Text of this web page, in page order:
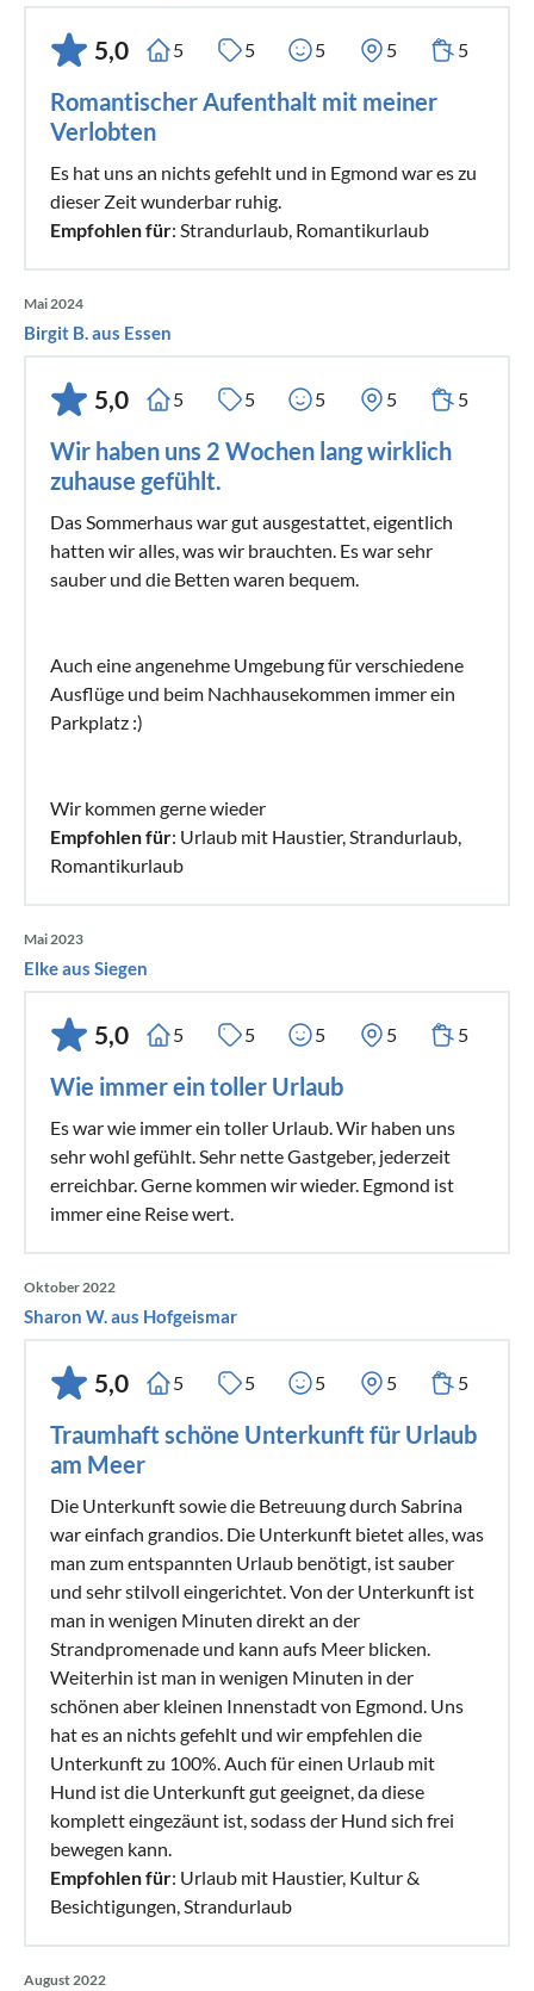
5,0 5 5 5 5 5
Romantischer Aufenthalt mit meiner
Verlobten
Es hat uns an nichts gefehlt und in Egmond war es zu
dieser Zeit wunderbar ruhig.
Empfohlen für: Strandurlaub, Romantikurlaub
Mai 2024
Birgit B. aus Essen
5,0 5 5 5 5 5
Wir haben uns 2 Wochen lang wirklich
zuhause gefühlt.
Das Sommerhaus war gut ausgestattet, eigentlich
hatten wir alles, was wir brauchten. Es war sehr
sauber und die Betten waren bequem.
Auch eine angenehme Umgebung für verschiedene
Ausflüge und beim Nachhausekommen immer ein
Parkplatz :)
Wir kommen gerne wieder
Empfohlen für: Urlaub mit Haustier, Strandurlaub,
Romantikurlaub
Mai 2023
Elke aus Siegen
5,0 5 5 5 5 5
Wie immer ein toller Urlaub
Es war wie immer ein toller Urlaub. Wir haben uns
sehr wohl gefühlt. Sehr nette Gastgeber, jederzeit
erreichbar. Gerne kommen wir wieder. Egmond ist
immer eine Reise wert.
Oktober 2022
Sharon W. aus Hofgeismar
5,0 5 5 5 5 5
Traumhaft schöne Unterkunft für Urlaub
am Meer
Die Unterkunft sowie die Betreuung durch Sabrina
war einfach grandios. Die Unterkunft bietet alles, was
man zum entspannten Urlaub benötigt, ist sauber
und sehr stilvoll eingerichtet. Von der Unterkunft ist
man in wenigen Minuten direkt an der
Strandpromenade und kann aufs Meer blicken.
Weiterhin ist man in wenigen Minuten in der
schönen aber kleinen Innenstadt von Egmond. Uns
hat es an nichts gefehlt und wir empfehlen die
Unterkunft zu 100%. Auch für einen Urlaub mit
Hund ist die Unterkunft gut geeignet, da diese
komplett eingezäunt ist, sodass der Hund sich frei
bewegen kann.
Empfohlen für: Urlaub mit Haustier, Kultur &
Besichtigungen, Strandurlaub
August 2022